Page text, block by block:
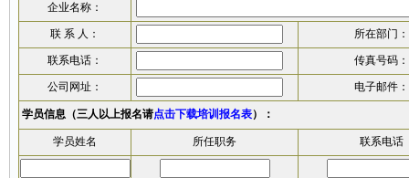
企业名称：
联 系 人： 所在部门：
联系电话： 传真号码：
公司网址： 电子邮件：
学员信息（三人以上报名请点击下载培训报名表）：
学员姓名 所任职务 联系电话